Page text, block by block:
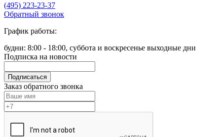
(495) 223-23-37
Обратный звонок
График работы:
будни: 8:00 - 18:00, суббота и воскресенье выходные дни
Подписка на новости
Подписаться
Заказ обратного звонка